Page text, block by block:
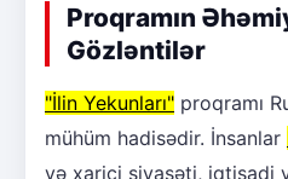
Proqramın
Gözləntilər
"İlin Yekunları" proqramı
mühüm hadisədir. İnsanlar
və xarici siyasəti, iqtisadi